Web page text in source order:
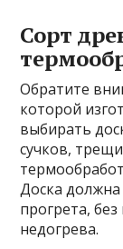
Сорт
Обратите
которой
выбирать
сучков,
Доска
прогрета,
недогрева.